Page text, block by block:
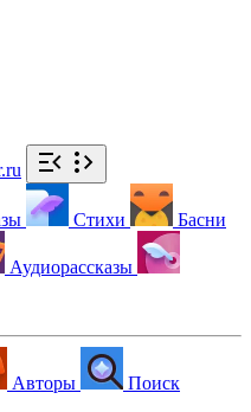
Стихи Басни
Аудиорассказы
Авторы Поиск